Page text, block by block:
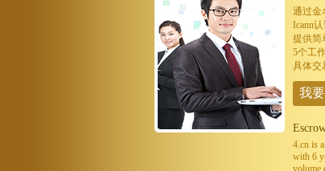
通过金
Icann
提供简
5个工
具体交
我
4.cn is
with 6
volume